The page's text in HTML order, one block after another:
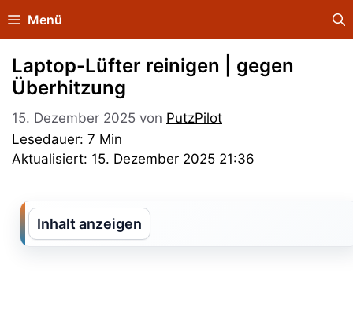
Inhalt
Menü
Laptop-Lüfter reinigen | gegen
Überhitzung
15. Dezember 2025 von PutzPilot
Lesedauer: 7 Min
Aktualisiert: 15. Dezember 2025 21:36
Inhalt anzeigen